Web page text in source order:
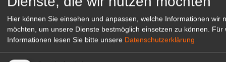
Garten und Gebäude
05:59
Sachsen-Anhalt: 20 Euro monatlich
für frisches Obst
05:05
Hier können Sie einsehen und anpassen, welche Informationen wir
möchten, um unsere Dienste bestmöglich einsetzen zu können.
Für
Informationen lesen Sie bitte unsere Datenschutzerklärung